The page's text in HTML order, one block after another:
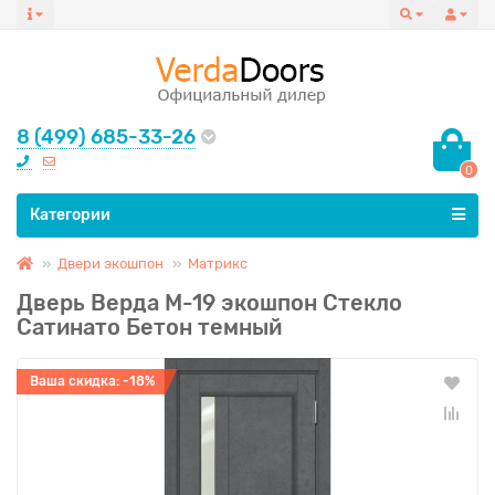
8 (499) 685-33-26
0
Все категории
Категории
Двери экошпон Матрикс
Дверь Верда М-19 экошпон Стекло
Сатинато Бетон темный
Ваша скидка: -18%